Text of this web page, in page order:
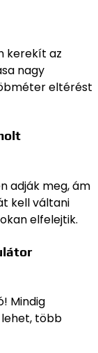
kerekít az
nagy
eltérést
adják meg, ám
kell váltani
elfelejtik.
Mindig
lehet, több